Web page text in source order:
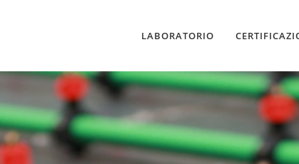
LABORATORIO